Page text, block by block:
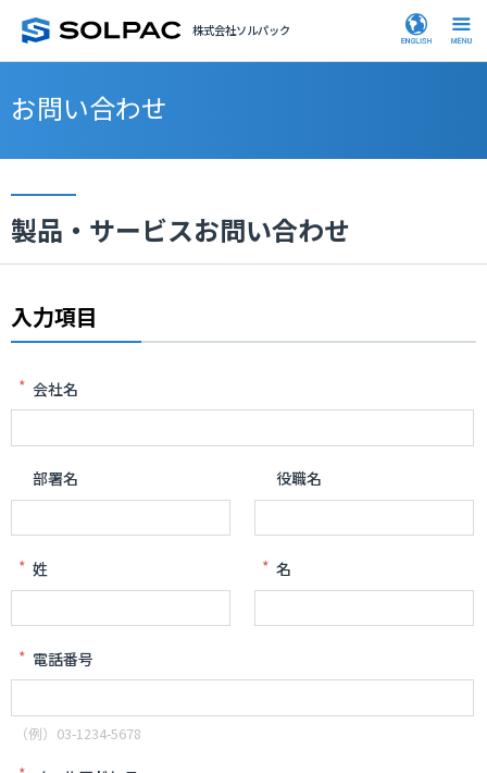
株式会社ソルパック
お問い合わせ
製品・サービスお問い合わせ
入力項目
会社名
*
部署名 役職名
姓
* 名
*
電話番号
（例）03-1234-5678
*